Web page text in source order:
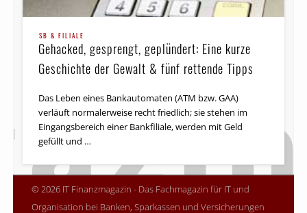
SB & FILIALE
Gehacked, gesprengt, geplündert: Eine kurze
Geschichte der Gewalt & fünf rettende Tipps
Das Leben eines Bankautomaten (ATM bzw. GAA)
verläuft normalerweise recht friedlich; sie stehen im
Eingangsbereich einer Bankfiliale, werden mit Geld
gefüllt und …
© 2026 IT Finanzmagazin - Das Fachmagazin für IT und
Organisation bei Banken, Sparkassen und Versicherungen